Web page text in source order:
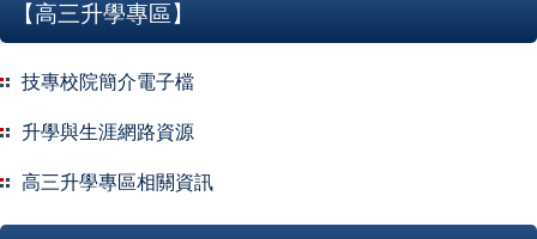
多元選修
彈性學習時間與自主學習
重補修
【高三升學專區】
技專校院簡介電子檔
升學與生涯網路資源
高三升學專區相關資訊